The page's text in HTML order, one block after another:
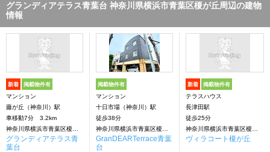
グランディアテラス青葉台 神奈川県横浜市青葉区榎が丘周辺の建物
情報
新着 掲載物件有
マンション
藤が丘（神奈川）駅
車移動7分 3.2km
グランディアテラス青
葉台
掲載物件有
マンション
十日市場（神奈川）駅
徒歩38分
GranDEARTerrace青葉
台
新着 掲載物件有
テラスハウス
長津田駅
徒歩25分
ヴィラコート榎が丘